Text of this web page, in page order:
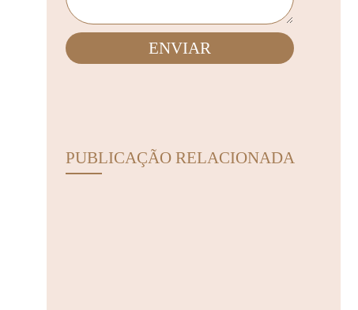
ENVIAR
PUBLICAÇÃO RELACIONADA